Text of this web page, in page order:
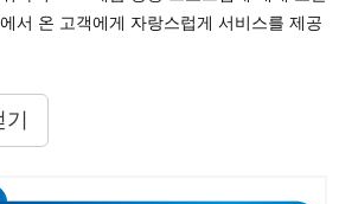
서 온 고객에게 자랑스럽게 서비스를 제공
기